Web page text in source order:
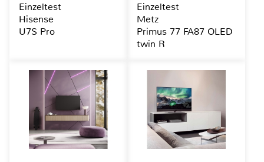
Einzeltest
Hisense
U7S Pro
Einzeltest
Metz
Primus 77 FA87 OLED
twin R